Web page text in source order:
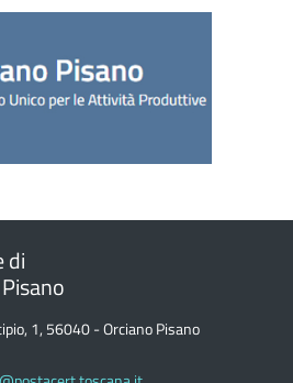
di
1, 56040 - Orciano Pisano